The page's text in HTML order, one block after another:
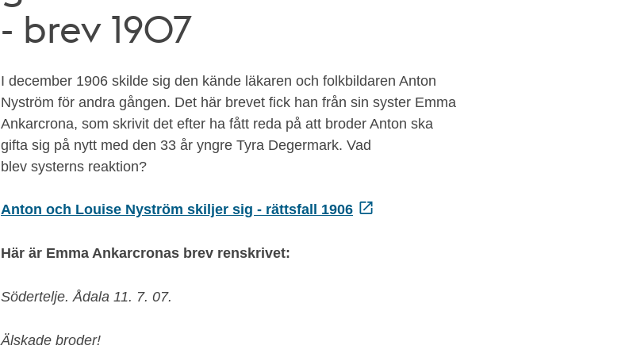
- brev 1907
I december 1906 skilde sig den kände läkaren och folkbildaren Anton
Nyström för andra gången. Det här brevet fick han från sin syster Emma
Ankarcrona, som skrivit det efter ha fått reda på att broder Anton ska
gifta sig på nytt med den 33 år yngre Tyra Degermark. Vad
blev systerns reaktion?
Anton och Louise Nyström skiljer sig - rättsfall 1906
Här är Emma Ankarcronas brev renskrivet:
Södertelje. Ådala 11. 7. 07.
Älskade broder!